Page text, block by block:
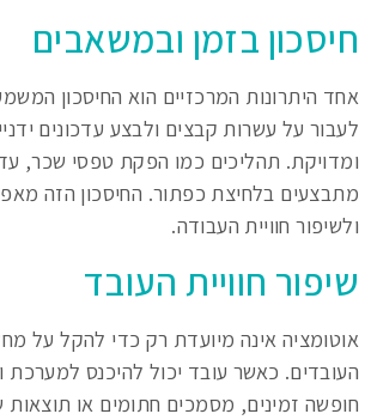
חיסכון בזמן ובמשאבים
אחד היתרונות המרכזיים הוא החיסכון
לעבור על עשרות קבצים ולבצע עדכונים
ומדויקת. תהליכים כמו הפקת טפסי שכר,
מתבצעים בלחיצת כפתור. החיסכון הזה
ולשיפור חוויית העבודה.
שיפור חוויית העובד
אוטומציה אינה מיועדת רק כדי להקל על
העובדים. כאשר עובד יכול להיכנס
חופשה זמינים, מסמכים חתומים או תוצאות